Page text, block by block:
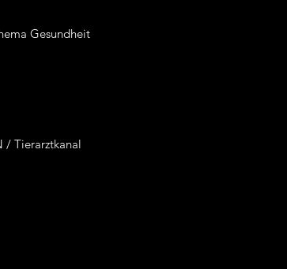
Gesundheit
/ Tierarztkanal